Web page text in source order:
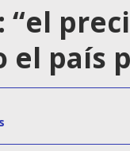
“el
el país